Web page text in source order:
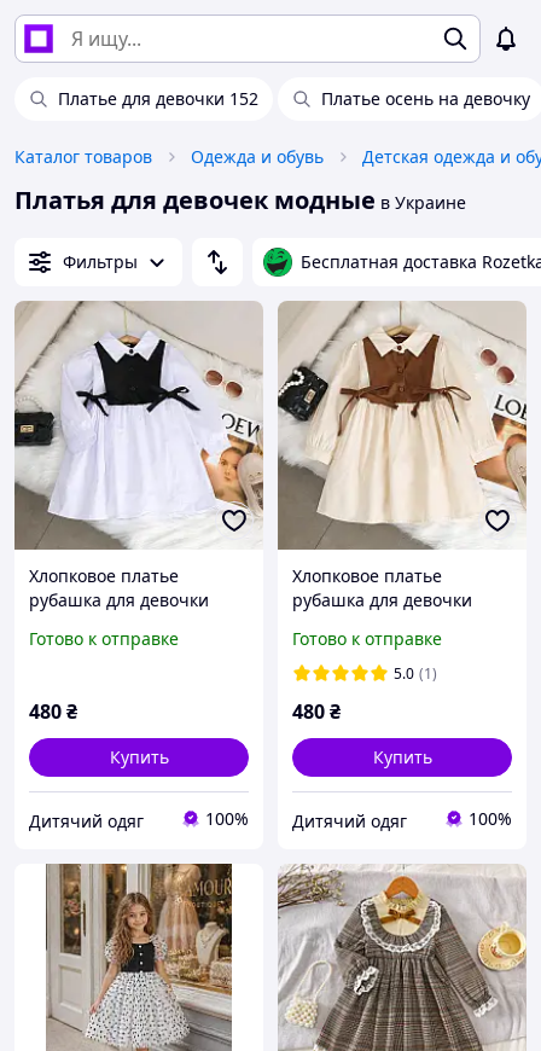
Платье для девочки 152 Платье осень на девочку
Каталог товаров Одежда и обувь Детская одежда и
Платья для девочек модные в Украине
Фильтры Бесплатная доставка
Хлопковое платье
рубашка для девочки
осень
Готово к отправке
480₴
Купить
Дитячий одяг 100%
Хлопковое платье
рубашка для девочки
осень
Готово к отправке
5.0 (1)
480₴
Купить
Дитячий одяг 100%